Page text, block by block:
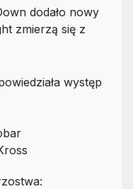
dodało nowy
zmierzą się z
występ